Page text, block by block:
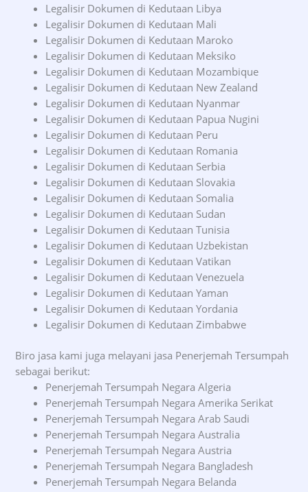
Legalisir Dokumen di Kedutaan Libya
Legalisir Dokumen di Kedutaan Mali
Legalisir Dokumen di Kedutaan Maroko
Legalisir Dokumen di Kedutaan Meksiko
Legalisir Dokumen di Kedutaan Mozambique
Legalisir Dokumen di Kedutaan New Zealand
Legalisir Dokumen di Kedutaan Nyanmar
Legalisir Dokumen di Kedutaan Papua Nugini
Legalisir Dokumen di Kedutaan Peru
Legalisir Dokumen di Kedutaan Romania
Legalisir Dokumen di Kedutaan Serbia
Legalisir Dokumen di Kedutaan Slovakia
Legalisir Dokumen di Kedutaan Somalia
Legalisir Dokumen di Kedutaan Sudan
Legalisir Dokumen di Kedutaan Tunisia
Legalisir Dokumen di Kedutaan Uzbekistan
Legalisir Dokumen di Kedutaan Vatikan
Legalisir Dokumen di Kedutaan Venezuela
Legalisir Dokumen di Kedutaan Yaman
Legalisir Dokumen di Kedutaan Yordania
Legalisir Dokumen di Kedutaan Zimbabwe
Biro jasa kami juga melayani jasa Penerjemah Tersumpah
sebagai berikut:
Penerjemah Tersumpah Negara Algeria
Penerjemah Tersumpah Negara Amerika Serikat
Penerjemah Tersumpah Negara Arab Saudi
Penerjemah Tersumpah Negara Australia
Penerjemah Tersumpah Negara Austria
Penerjemah Tersumpah Negara Bangladesh
Penerjemah Tersumpah Negara Belanda